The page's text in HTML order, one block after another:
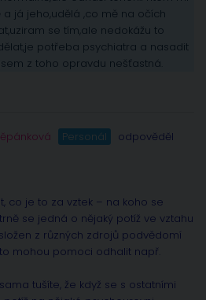
já jeho,udělá ,co mě na očích
se tím,ale nedokážu to
potřeba psychiatra a nasadit
z toho opravdu nešťastná.
Personál
odpověděl
co je to za vztek – na koho se
se jedná o nějaký potíž ve vztahu
z různých zdrojů podvědomí
mohou pomoci odhalit např.
tušíte, že když se s ostatními